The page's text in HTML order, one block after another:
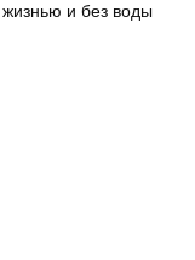
и без воды